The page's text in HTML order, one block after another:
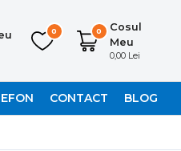
0 0
Cosul
Meu
0,00 Lei
CONTACT BLOG